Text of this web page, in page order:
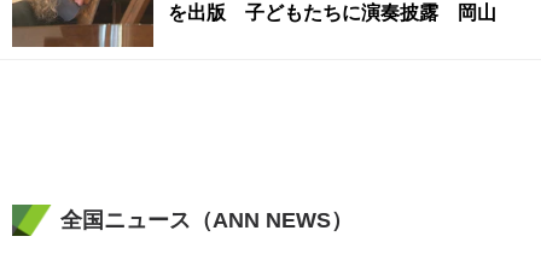
を出版 子どもたちに演奏披露 岡山
全国ニュース（ANN NEWS）